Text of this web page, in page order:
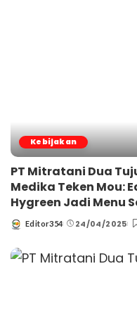
Kebijakan
PT Mitratani Dua
Medika Teken Mou:
Hygreen Jadi Menu
Posted
Editor354 24/04/2025